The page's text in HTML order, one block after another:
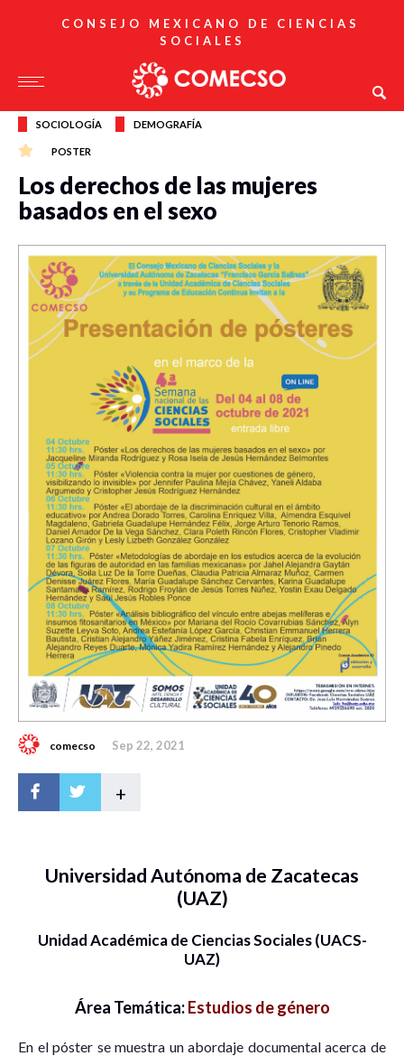
CONSEJO MEXICANO DE CIENCIAS
SOCIALES
SOCIOLOGÍA DEMOGRAFÍA
POSTER
Los derechos de las mujeres
basados en el sexo
comecso Sep 22, 2021
+
Universidad Autónoma de Zacatecas
(UAZ)
Unidad Académica de Ciencias Sociales (UACS-
UAZ)
Área Temática:Estudios de género
En el póster se muestra un abordaje documental acerca de